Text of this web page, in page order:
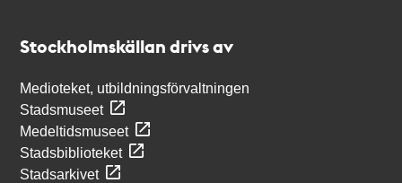
Stockholmskällan drivs av
Medioteket, utbildningsförvaltningen
Stadsmuseet
Medeltidsmuseet
Stadsbiblioteket
Stadsarkivet